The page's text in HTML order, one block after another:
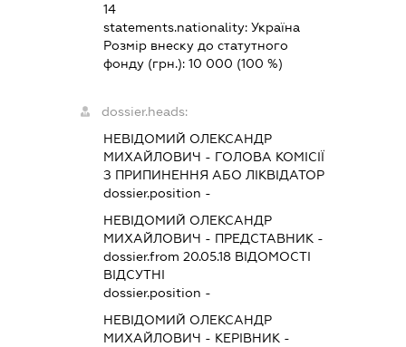
14
statements.nationality:Україна
Розмір внеску до статутного
фонду (грн.):10 000 (100 %)
dossier.heads:
НЕВІДОМИЙ ОЛЕКСАНДР
МИХАЙЛОВИЧ - ГОЛОВА КОМІСІЇ
З ПРИПИНЕННЯ АБО ЛІКВІДАТОР
dossier.position -
НЕВІДОМИЙ ОЛЕКСАНДР
МИХАЙЛОВИЧ - ПРЕДСТАВНИК -
dossier.from 20.05.18 ВІДОМОСТІ
ВІДСУТНІ
dossier.position -
НЕВІДОМИЙ ОЛЕКСАНДР
МИХАЙЛОВИЧ - КЕРІВНИК -